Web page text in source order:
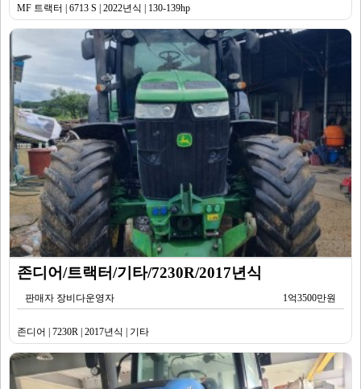
MF 트랙터 | 6713 S | 2022년식 | 130-139hp
존디어/트랙터/기타/7230R/2017년식
판매자 장비다운영자 1억3500만원
존디어 | 7230R | 2017년식 | 기타